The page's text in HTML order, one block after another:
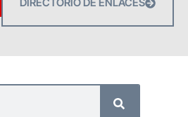
DIRECTORIO DE ENLACES